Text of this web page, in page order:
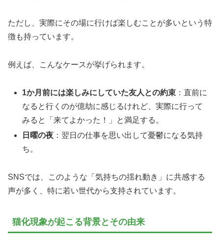
ただし、実際にその場に行けば楽しむことが多いという特
徴も持っています。
例えば、こんなケースが挙げられます。
1か月前には楽しみにしていた友人との約束 ：直前に
なると行くのが億劫に感じるけれど、実際に行って
みると「来てよかった！」と満足する。
日曜の夜 ：翌日の仕事を思い出して憂鬱になる気持
ち。
SNSでは、このような「気持ちの揺れ動き」に共感する
声が多く、特に若い世代から支持されています。
猫化現象が起こる背景とその由来